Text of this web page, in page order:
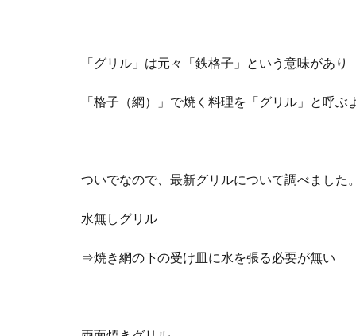
「グリル」は元々「鉄格子」という意味があり
「格子（網）」で焼く料理を「グリル」と呼
ついでなので、最新グリルについて調べました
水無しグリル
⇒焼き網の下の受け皿に水を張る必要が無い